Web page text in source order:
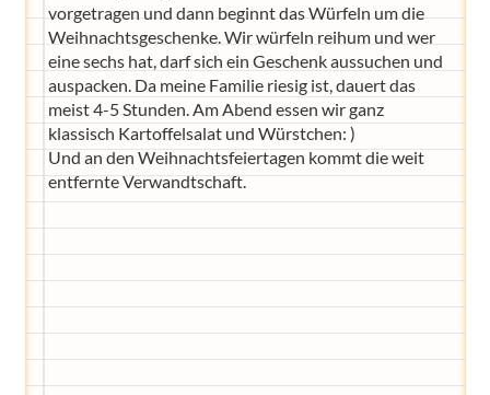
vorgetragen und dann beginnt das Würfeln um die
Weihnachtsgeschenke. Wir würfeln reihum und wer
eine sechs hat, darf sich ein Geschenk aussuchen und
auspacken. Da meine Familie riesig ist, dauert das
meist 4-5 Stunden. Am Abend essen wir ganz
klassisch Kartoffelsalat und Würstchen: )
Und an den Weihnachtsfeiertagen kommt die weit
entfernte Verwandtschaft.